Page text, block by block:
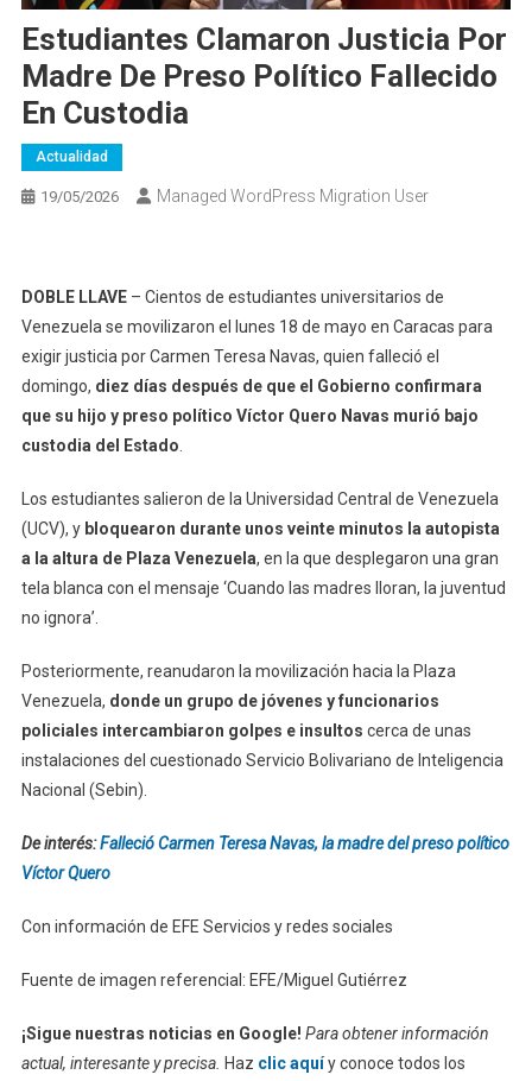
Estudiantes Clamaron Justicia Por
Madre De Preso Político Fallecido
En Custodia
Actualidad
19/05/2026 Managed WordPress Migration User
DOBLE LLAVE– Cientos de estudiantes universitarios de
Venezuela se movilizaron el lunes 18 de mayo en Caracas para
exigir justicia por Carmen Teresa Navas, quien falleció el
domingo, diez días después de que el Gobierno confirmara
que su hijo y preso político Víctor Quero Navas murió bajo
custodia del Estado
Los estudiantes salieron de la Universidad Central de Venezuela
(UCV), y bloquearon durante unos veinte minutos la autopista
a la altura de Plaza Venezuela, en la que desplegaron una gran
tela blanca con el mensaje ‘Cuando las madres lloran, la juventud
no ignora’.
Posteriormente, reanudaron la movilización hacia la Plaza
Venezuela, donde un grupo de jóvenes y funcionarios
policiales intercambiaron golpes e insultos cerca de unas
instalaciones del cuestionado Servicio Bolivariano de Inteligencia
Nacional (Sebin).
De interés:Falleció Carmen Teresa Navas, la madre del preso político
Víctor Quero
Con información de EFE Servicios y redes sociales
Fuente de imagen referencial: EFE/Miguel Gutiérrez
¡Sigue nuestras noticias en Google! Para obtener información
actual, interesante y precisa. Haz clic aquíy conoce todos los